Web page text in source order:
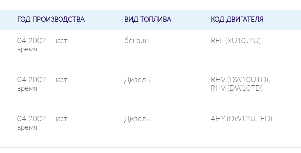
ГОД ПРОИЗВОДСТВА ВИД ТОПЛИВА КОД ДВИГАТЕЛЯ
04.2002 - наст.
время
бензин RFL (XU10J2U)
04.2002 - наст.
время
Дизель
RHV (DW10UTD);
RHV (DW10TD)
04.2002 - наст.
время
Дизель 4HY (DW12UTED)